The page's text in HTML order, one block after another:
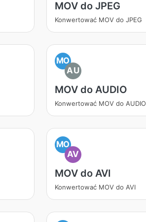
MOV do JPEG
Konwertować MOV do JPEG
MO
AU
MOV do AUDIO
Konwertować MOV do AUDIO
MO
AV
MOV do AVI
Konwertować MOV do AVI